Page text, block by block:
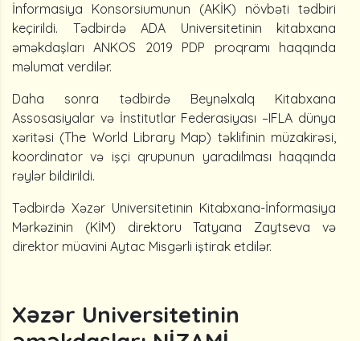
İnformasiya Konsorsiumunun (AKİK) növbəti tədbiri
keçirildi. Tədbirdə ADA Universitetinin kitabxana
əməkdaşları ANKOS 2019 PDP proqramı haqqında
məlumat verdilər.
Daha sonra tədbirdə Beynəlxalq Kitabxana
Assosasiyalar və İnstitutlar Federasiyası –IFLA dünya
xəritəsi (The World Library Map) təklifinin müzakirəsi,
koordinator və işçi qrupunun yaradılması haqqında
rəylər bildirildi.
Tədbirdə Xəzər Universitetinin Kitabxana-İnformasiya
Mərkəzinin (KİM) direktoru Tatyana Zaytseva və
direktor müavini Aytac Misgərli iştirak etdilər.
Xəzər Universitetinin